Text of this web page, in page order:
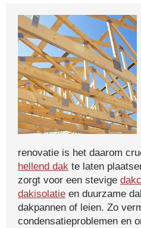
renovatie is het daarom
hellend dak te laten
zorgt voor een stevige
dakisolatie en duurzame
dakpannen of leien. Zo
condensatieproblemen en